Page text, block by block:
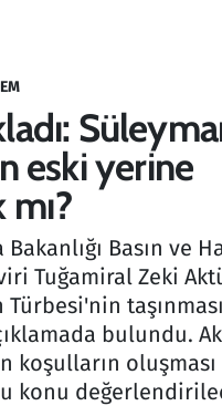
eski yerine
mı?
Basın ve
Tuğamiral Zeki
taşınması
bulundu.
koşulların oluşması
konu